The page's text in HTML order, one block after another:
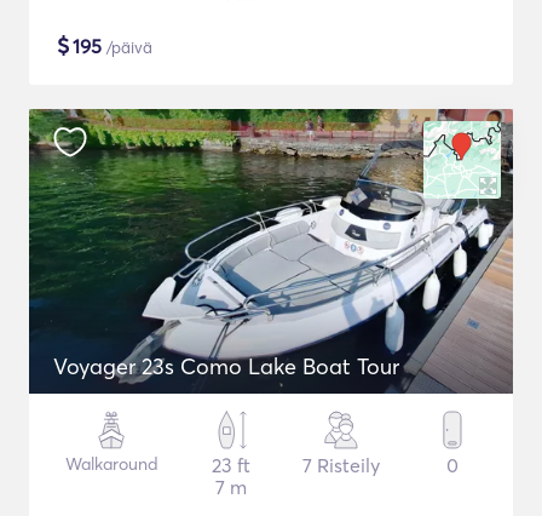
$195 /päivä
Voyager 23s Como Lake Boat Tour
Walkaround
23 ft
7 m
7 Risteily 0